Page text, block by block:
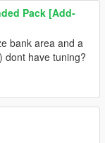
Pack [Add-
bank area and a
dont have tuning?